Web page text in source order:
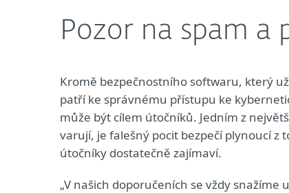
Pozor na spam a
Kromě bezpečnostního softwaru, který
patří ke správnému přístupu ke
může být cílem útočníků. Jedním z
varují, je falešný pocit bezpečí plynoucí z
útočníky dostatečně zajímaví.
„V našich doporučeních se vždy